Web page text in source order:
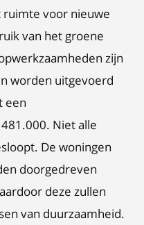
voor nieuwe
van het groene
zijn
worden uitgevoerd
een
Niet alle
De woningen
doorgedreven
deze zullen
van duurzaamheid.